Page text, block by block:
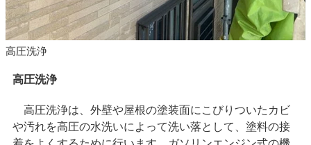
高圧洗浄
高圧洗浄
高圧洗浄は、外壁や屋根の塗装面にこびりついたカビ
や汚れを高圧の水洗いによって洗い落として、塗料の接